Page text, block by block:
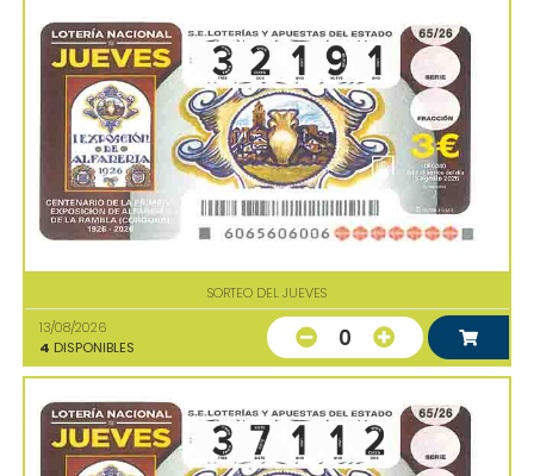
SORTEO DEL JUEVES
13/08/2026
4 DISPONIBLES 0